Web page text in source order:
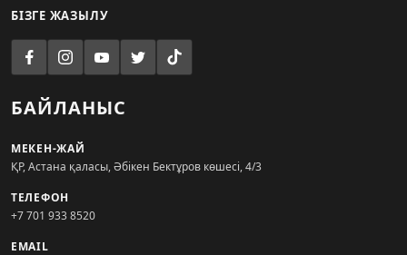
БІЗГЕ ЖАЗЫЛУ
БАЙЛАНЫС
МЕКЕН-ЖАЙ
ҚР, Астана қаласы, Әбікен Бектұров көшесі, 4/3
ТЕЛЕФОН
+7 701 933 8520
EMAIL